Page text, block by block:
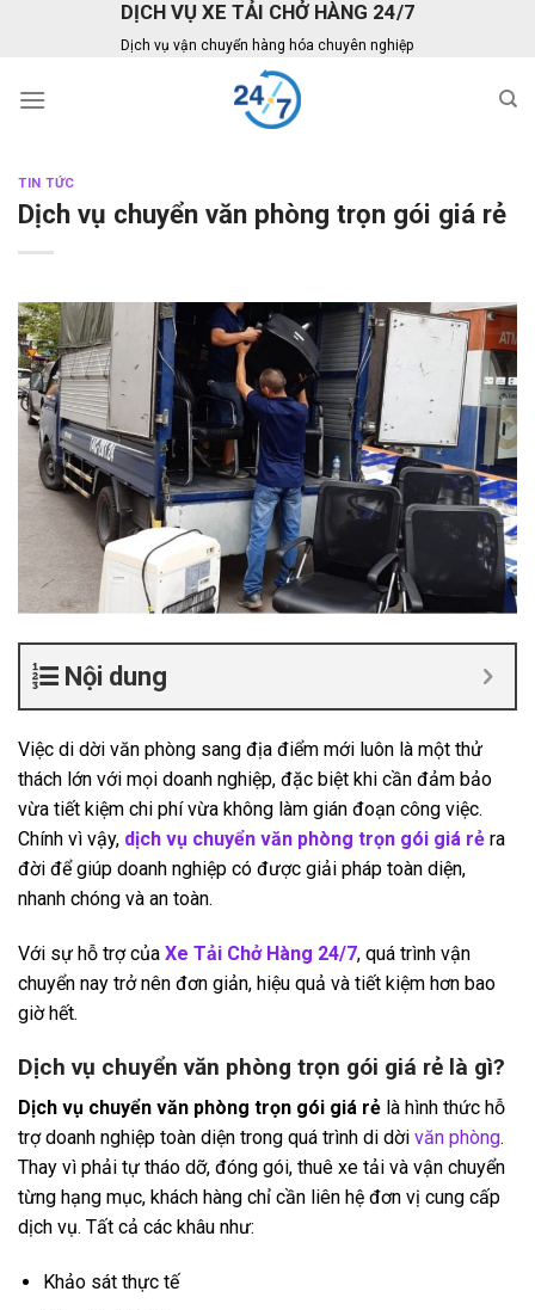
DỊCH VỤ XE TẢI CHỞ HÀNG 24/7
Dịch vụ vận chuyển hàng hóa chuyên nghiệp
TIN TỨC
Dịch vụ chuyển văn phòng trọn gói giá rẻ
Nội dung
Việc di dời văn phòng sang địa điểm mới luôn là một thử
thách lớn với mọi doanh nghiệp, đặc biệt khi cần đảm bảo
vừa tiết kiệm chi phí vừa không làm gián đoạn công việc.
Chính vì vậy, dịch vụ chuyển văn phòng trọn gói giá rẻ ra
đời để giúp doanh nghiệp có được giải pháp toàn diện,
nhanh chóng và an toàn.
Với sự hỗ trợ của Xe Tải Chở Hàng 24/7, quá trình vận
chuyển nay trở nên đơn giản, hiệu quả và tiết kiệm hơn bao
giờ hết.
Dịch vụ chuyển văn phòng trọn gói giá rẻ là gì?
Dịch vụ chuyển văn phòng trọn gói giá rẻ là hình thức hỗ
trợ doanh nghiệp toàn diện trong quá trình di dời văn phòng.
Thay vì phải tự tháo dỡ, đóng gói, thuê xe tải và vận chuyển
từng hạng mục, khách hàng chỉ cần liên hệ đơn vị cung cấp
dịch vụ. Tất cả các khâu như:
Khảo sát thực tế